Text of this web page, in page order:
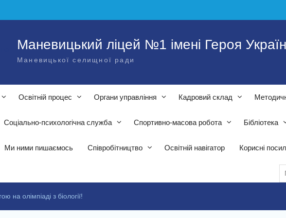
Маневицький ліцей №1 імені Героя
Маневицької селищної ради
Освітній процес Органи управління Кадровий склад
Соціально-психологічна служба Спортивно-масова робота Бібліотека
Ми ними пишаємось Співробітництво Освітній навігатор Корисні
на олімпіаді з біології!